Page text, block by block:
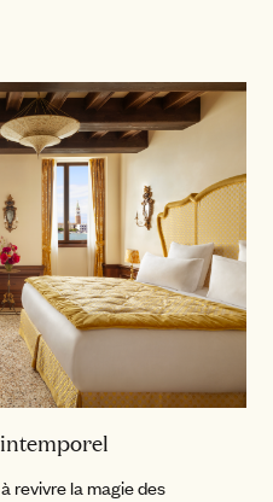
revivre la magie des